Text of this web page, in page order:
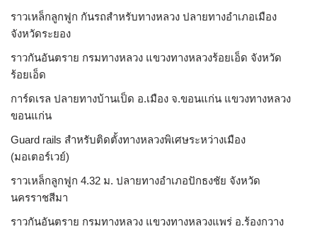
ราวเหล็กลูกฟูก กันรถสําหรับทางหลวง ปลายทางอำเภอเมือง
จังหวัดระยอง
ราวกันอันตราย กรมทางหลวง แขวงทางหลวงร้อยเอ็ด จังหวัด
ร้อยเอ็ด
การ์ดเรล ปลายทางบ้านเป็ด อ.เมือง จ.ขอนแก่น แขวงทางหลวง
ขอนแก่น
Guard rails สำหรับติดตั้งทางหลวงพิเศษระหว่างเมือง
(มอเตอร์เวย์)
ราวเหล็กลูกฟูก 4.32 ม. ปลายทางอำเภอปักธงชัย จังหวัด
นครราชสีมา
ราวกันอันตราย กรมทางหลวง แขวงทางหลวงแพร่ อ.ร้องกวาง